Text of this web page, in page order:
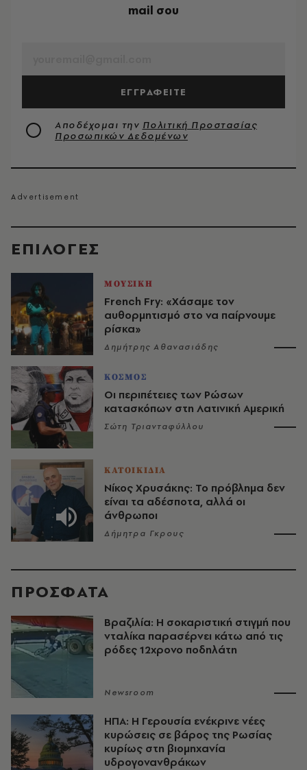
EΠΙΛΟΓΈΣ
ΜΟΥΣΙΚΗ
French Fry: «Χάσαμε τον
αυθορμητισμό στο να παίρνουμε
ρίσκα»
Δημήτρης Αθανασιάδης
ΚΟΣΜΟΣ
Οι περιπέτειες των Ρώσων
κατασκόπων στη Λατινική Αμερική
Σώτη Τριανταφύλλου
ΚΑΤΟΙΚΙΔΙΑ
Νίκος Χρυσάκης: Το πρόβλημα δεν
είναι τα αδέσποτα, αλλά οι
άνθρωποι
Δήμητρα Γκρους
mail σου
ΕΓΓΡΑΦΕΙΤΕ
Αποδέχομαι την Πολιτική Προστασίας
Προσωπικών Δεδομένων
ΠΡΟΣΦΑΤΑ
Βραζιλία: Η σοκαριστική στιγμή που
νταλίκα παρασέρνει κάτω από τις
ρόδες 12χρονο ποδηλάτη
Newsroom
ΗΠΑ: Η Γερουσία ενέκρινε νέες
κυρώσεις σε βάρος της Ρωσίας
κυρίως στη βιομηχανία
υδρογονανθράκων